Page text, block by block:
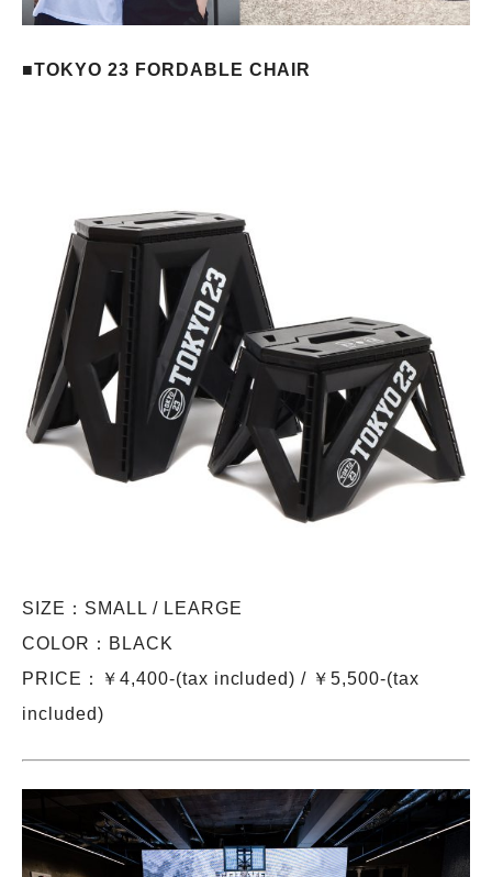
■TOKYO 23 FORDABLE CHAIR
SIZE：SMALL / LEARGE
COLOR：BLACK
PRICE：￥4,400-(tax included) / ￥5,500-(tax
included)